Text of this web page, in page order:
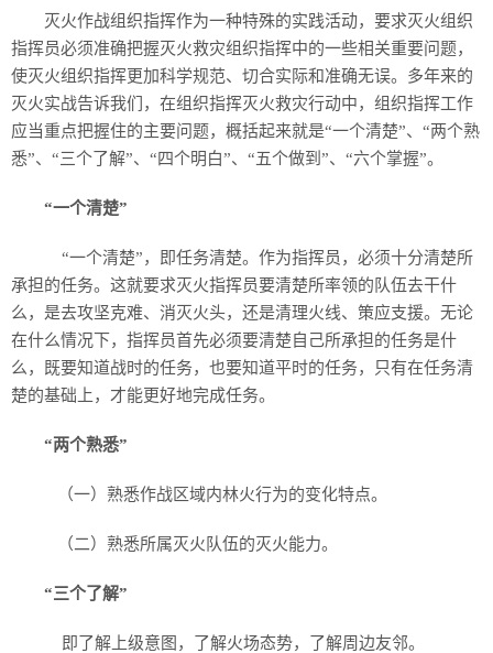
灭火作战组织指挥作为一种特殊的实践活动，要求灭火组织
指挥员必须准确把握灭火救灾组织指挥中的一些相关重要问题，
使灭火组织指挥更加科学规范、切合实际和准确无误。多年来的
灭火实战告诉我们，在组织指挥灭火救灾行动中，组织指挥工作
应当重点把握住的主要问题，概括起来就是“一个清楚”、“两个熟
悉”、“三个了解”、“四个明白”、“五个做到”、“六个掌握”。
“一个清楚”
“一个清楚”，即任务清楚。作为指挥员，必须十分清楚所
承担的任务。这就要求灭火指挥员要清楚所率领的队伍去干什
么，是去攻坚克难、消灭火头，还是清理火线、策应支援。无论
在什么情况下，指挥员首先必须要清楚自己所承担的任务是什
么，既要知道战时的任务，也要知道平时的任务，只有在任务清
楚的基础上，才能更好地完成任务。
“两个熟悉”
（一）熟悉作战区域内林火行为的变化特点。
（二）熟悉所属灭火队伍的灭火能力。
“三个了解”
即了解上级意图，了解火场态势，了解周边友邻。